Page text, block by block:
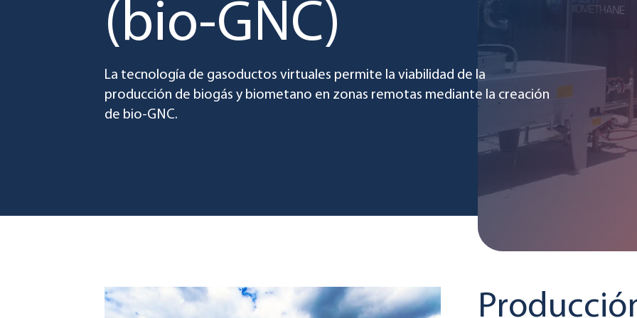
(bio-GNC)
La tecnología de gasoductos virtuales permite la viabilidad de la
producción de biogás y biometano en zonas remotas mediante la creación
de bio-GNC.